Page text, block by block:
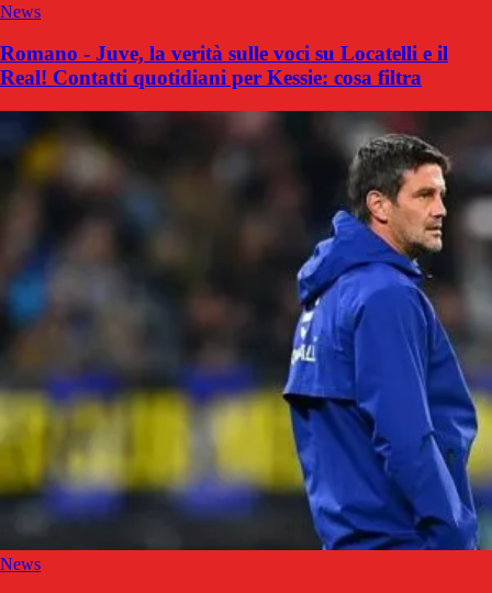
News
Romano - Juve, la verità sulle voci su Locatelli e il
Real! Contatti quotidiani per Kessie: cosa filtra
News